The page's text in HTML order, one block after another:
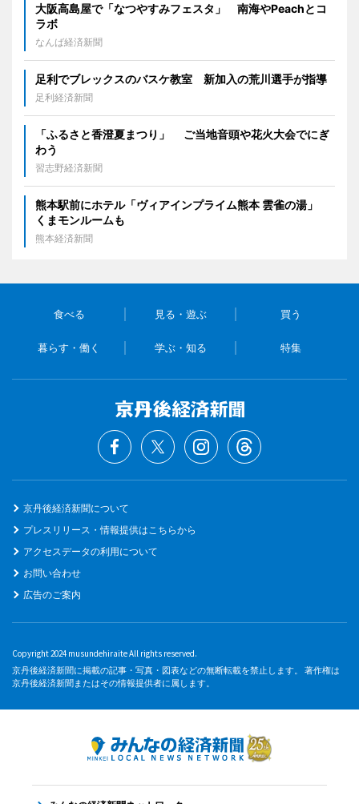
大阪高島屋で「なつやすみフェスタ」 南海やPeachとコ
ラボ
なんば経済新聞
足利でブレックスのバスケ教室 新加入の荒川選手が指導
足利経済新聞
「ふるさと香澄夏まつり」 ご当地音頭や花火大会でにぎ
わう
習志野経済新聞
熊本駅前にホテル「ヴィアインプライム熊本 雲雀の湯」
くまモンルームも
熊本経済新聞
食べる 見る・遊ぶ 買う
暮らす・働く 学ぶ・知る 特集
京丹後経済新聞について
プレスリリース・情報提供はこちらから
アクセスデータの利用について
お問い合わせ
広告のご案内
Copyright 2024 musundehiraite All rights reserved.
京丹後経済新聞に掲載の記事・写真・図表などの無断転載を禁止します。 著作権は
京丹後経済新聞またはその情報提供者に属します。